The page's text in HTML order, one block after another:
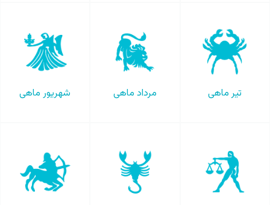
تیر ماهی مرداد ماهی شهریور ماهی